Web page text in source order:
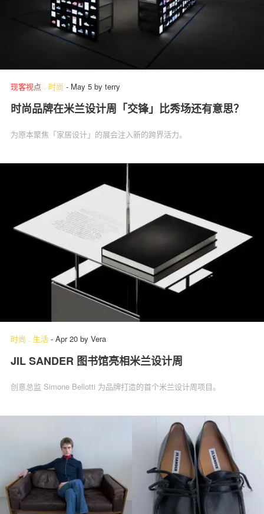
现客视点 . 时尚 - May 5 by terry
时尚品牌在米兰设计周「交锋」比秀场还有意思？
为原本聚焦「家居设计」的展会注入新的跨界活力。
时尚 . 生活 - Apr 20 by Vera
JIL SANDER 图书馆亮相米兰设计周
创意总监 Simone Bellotti 为品牌打造的首个米兰设计周项目。